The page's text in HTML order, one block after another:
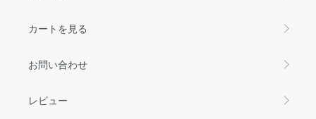
カートを見る
お問い合わせ
レビュー